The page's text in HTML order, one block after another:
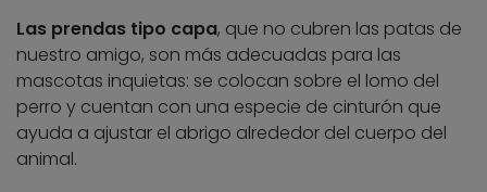
Las prendas tipo capa, que no cubren las patas de
nuestro amigo, son más adecuadas para las
mascotas inquietas: se colocan sobre el lomo del
perro y cuentan con una especie de cinturón que
ayuda a ajustar el abrigo alrededor del cuerpo del
animal.